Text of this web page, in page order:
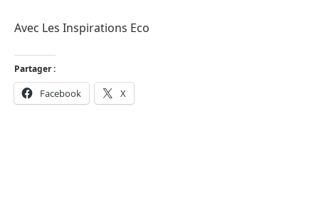
Avec Les Inspirations Eco
Partager :
Facebook X